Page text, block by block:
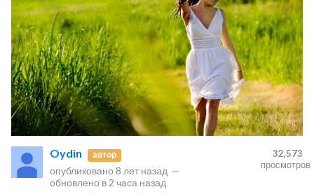
Oydin автор
опубликовано 8 лет назад —
обновлено в 2 часа назад
32,573
просмотров